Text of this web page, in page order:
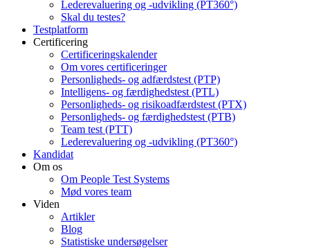
Lederevaluering og -udvikling (PT360°)
Skal du testes?
Testplatform
Certificering
Certificeringskalender
Om vores certificeringer
Personligheds- og adfærdstest (PTP)
Intelligens- og færdighedstest (PTL)
Personligheds- og risikoadfærdstest (PTX)
Personligheds- og færdighedstest (PTB)
Team test (PTT)
Lederevaluering og -udvikling (PT360°)
Kandidat
Om os
Om People Test Systems
Mød vores team
Viden
Artikler
Blog
Statistiske undersøgelser